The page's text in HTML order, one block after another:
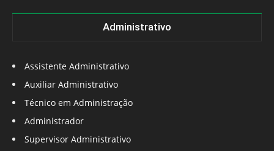
Administrativo
Assistente Administrativo
Auxiliar Administrativo
Técnico em Administração
Administrador
Supervisor Administrativo